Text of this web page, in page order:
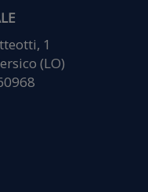
1
(LO)